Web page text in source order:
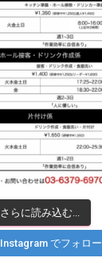
さらに読み込む...
Instagram でフォロー